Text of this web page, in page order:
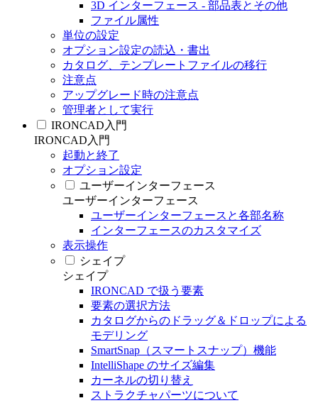
3D インターフェース - 部品表とその他
ファイル属性
単位の設定
オプション設定の読込・書出
カタログ、テンプレートファイルの移行
注意点
アップグレード時の注意点
管理者として実行
IRONCAD入門
IRONCAD入門
起動と終了
オプション設定
ユーザーインターフェース
ユーザーインターフェース
ユーザーインターフェースと各部名称
インターフェースのカスタマイズ
表示操作
シェイプ
シェイプ
IRONCAD で扱う要素
要素の選択方法
カタログからのドラッグ＆ドロップによる
モデリング
SmartSnap（スマートスナップ）機能
IntelliShape のサイズ編集
カーネルの切り替え
ストラクチャパーツについて